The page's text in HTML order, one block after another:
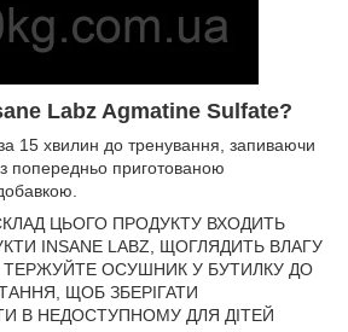
Labz Agmatine Sulfate?
15 хвилин до тренування, запиваючи
попередньо приготованою
ЦЬОГО ПРОДУКТУ ВХОДИТЬ
INSANE LABZ, ЩОГЛЯДИТЬ ВЛАГУ
ТЕРЖУЙТЕ ОСУШНИК У БУТИЛКУ ДО
ЩОБ ЗБЕРІГАТИ
В НЕДОСТУПНОМУ ДЛЯ ДІТЕЙ